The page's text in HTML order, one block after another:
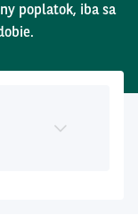
poplatok, iba sa